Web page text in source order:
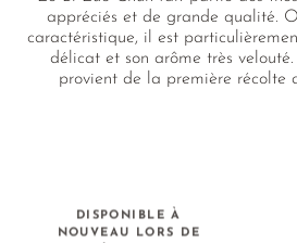
appréciés et de grande qualité.
caractéristique, il est
délicat et son arôme très
provient de la première récolte
DISPONIBLE À
NOUVEAU LORS DE